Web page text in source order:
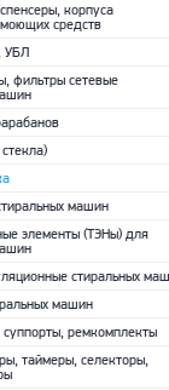
корпуса
средств
УБЛ
фильтры сетевые
машин
элементы (ТЭНы) для
стиральных
машин
ремкомплекты
таймеры, селекторы,